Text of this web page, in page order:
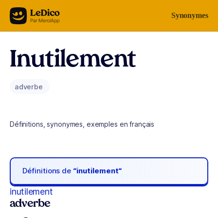
Aller au contenu Synonymes
Inutilement
adverbe
Définitions, synonymes, exemples en français
Définitions de “inutilement“
inutilement
adverbe